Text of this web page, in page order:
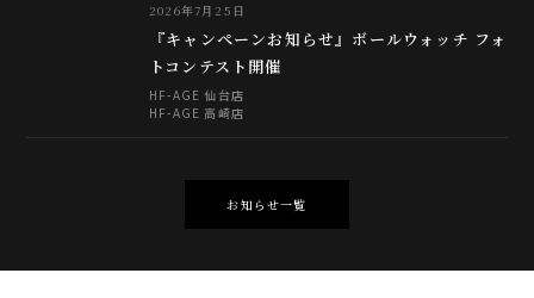
2026年7月25日
『キャンペーンお知らせ』ボールウォッチ フォ
トコンテスト開催
HF-AGE 仙台店
HF-AGE 高崎店
お知らせ一覧